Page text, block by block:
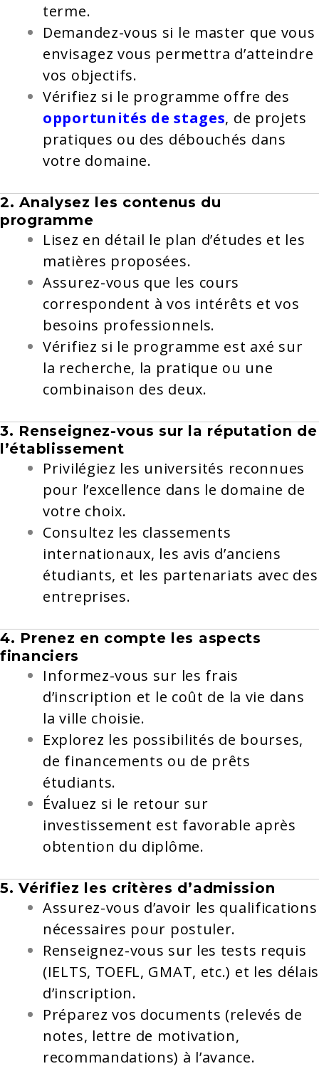
terme.
Demandez-vous si le master que vous
envisagez vous permettra d’atteindre
vos objectifs.
Vérifiez si le programme offre des
opportunités de stages, de projets
pratiques ou des débouchés dans
votre domaine.
2. Analysez les contenus du
programme
Lisez en détail le plan d’études et les
matières proposées.
Assurez-vous que les cours
correspondent à vos intérêts et vos
besoins professionnels.
Vérifiez si le programme est axé sur
la recherche, la pratique ou une
combinaison des deux.
3. Renseignez-vous sur la réputation de
l’établissement
Privilégiez les universités reconnues
pour l’excellence dans le domaine de
votre choix.
Consultez les classements
internationaux, les avis d’anciens
étudiants, et les partenariats avec des
entreprises.
4. Prenez en compte les aspects
financiers
Informez-vous sur les frais
d’inscription et le coût de la vie dans
la ville choisie.
Explorez les possibilités de bourses,
de financements ou de prêts
étudiants.
Évaluez si le retour sur
investissement est favorable après
obtention du diplôme.
5. Vérifiez les critères d’admission
Assurez-vous d’avoir les qualifications
nécessaires pour postuler.
Renseignez-vous sur les tests requis
(IELTS, TOEFL, GMAT, etc.) et les délais
d’inscription.
Préparez vos documents (relevés de
notes, lettre de motivation,
recommandations) à l’avance.